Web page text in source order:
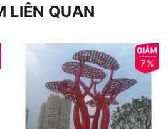
LIÊN QUAN
7%